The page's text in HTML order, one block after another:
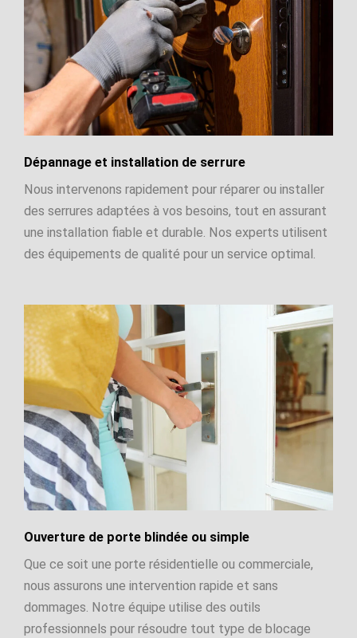
Dépannage et installation de serrure
Nous intervenons rapidement pour réparer ou installer
des serrures adaptées à vos besoins, tout en assurant
une installation fiable et durable. Nos experts utilisent
des équipements de qualité pour un service optimal.
Ouverture de porte blindée ou simple
Que ce soit une porte résidentielle ou commerciale,
nous assurons une intervention rapide et sans
dommages. Notre équipe utilise des outils
professionnels pour résoudre tout type de blocage